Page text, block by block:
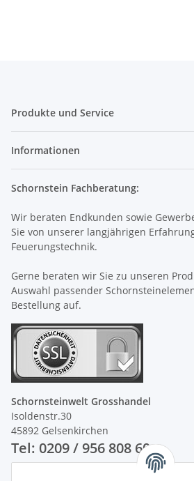
Produkte und Service
Informationen
Schornstein Fachberatung:
Wir beraten Endkunden sowie
Sie von unserer langjährigen
Feuerungstechnik.
Gerne beraten wir Sie zu unseren
Auswahl passender
Bestellung auf.
Schornsteinwelt Grosshandel
Isoldenstr.30
45892 Gelsenkirchen
Tel: 0209 / 956 808 60